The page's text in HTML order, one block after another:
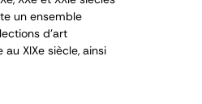
un ensemble
d’art
au XIXe siècle, ainsi